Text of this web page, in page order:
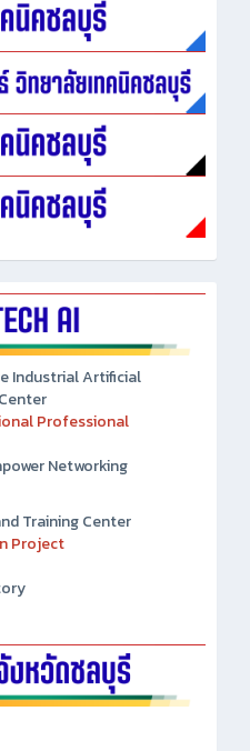
Industrial Artificial
Professional
Networking
Training Center
Project